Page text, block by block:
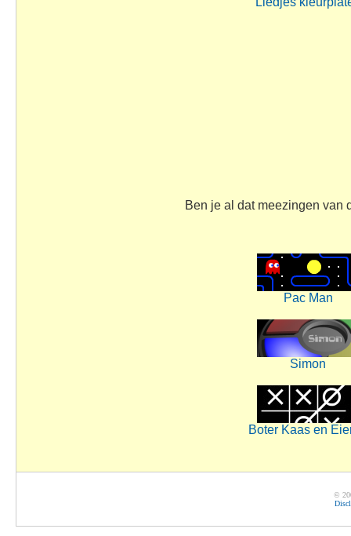
Ben je al dat meezingen van
Pac Man
Simon
Boter Kaas en
©